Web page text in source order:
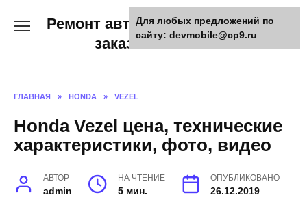
Ремонт авто и мото техники,
заказ запчастей
ГЛАВНАЯ » HONDA » VEZEL
Honda Vezel цена, технические
характеристики, фото, видео
АВТОР
admin
НА ЧТЕНИЕ
5 мин.
ОПУБЛИКОВАНО
26.12.2019
Для любых предложений по
сайту: devmobile@cp9.ru